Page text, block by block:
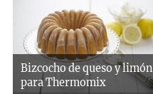
Bizcocho de queso y limón
para Thermomix